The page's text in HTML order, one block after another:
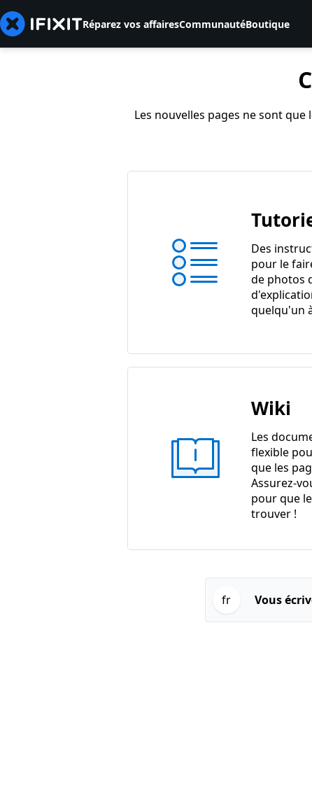
Réparez vos affairesCommunautéBoutique
Les nouvelles pages ne sont
Des
pour le
de photos
quelqu'un
Wiki
Les
flexible
que les
Assurez-
pour que
trouver !
fr Vous